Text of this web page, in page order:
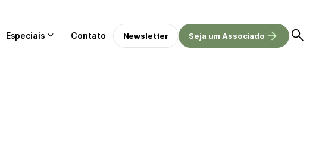
Especiais Contato Newsletter Seja um Associado